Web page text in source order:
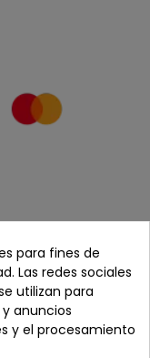
para fines de
Las redes sociales
utilizan para
anuncios
y el procesamiento